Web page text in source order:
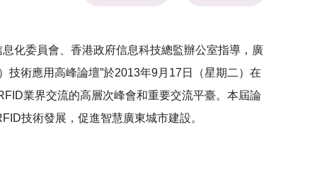
化委員會、香港政府信息科技總監辦公室指導，廣
術應用高峰論壇”於2013年9月17日（星期二）在
業界交流的高層次峰會和重要交流平臺。本屆論
技術發展，促進智慧廣東城市建設。